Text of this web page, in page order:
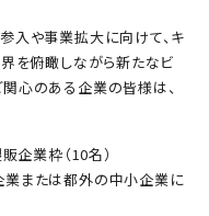
入や事業拡大に向けて、キ
を俯瞰しながら新たなビ
心のある企業の皆様は、
企業枠（10名）
または都外の中小企業に